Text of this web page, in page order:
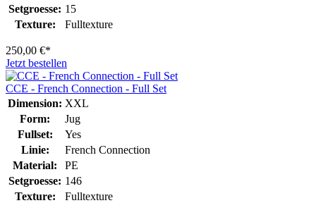
Setgroesse: 15
Texture:
Fulltexture
250,00 €*
Jetzt bestellen
CCE - French Connection - Full Set
Dimension: XXL
Form:
Jug
Fullset:
Yes
Linie:
French Connection
Material:
PE
Setgroesse: 146
Texture:
Fulltexture